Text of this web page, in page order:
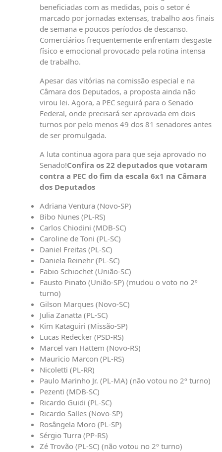
beneficiadas com as medidas, pois o setor é
marcado por jornadas extensas, trabalho aos finais
de semana e poucos períodos de descanso.
Comerciários frequentemente enfrentam desgaste
físico e emocional provocado pela rotina intensa
de trabalho.
Apesar das vitórias na comissão especial e na
Câmara dos Deputados, a proposta ainda não
virou lei. Agora, a PEC seguirá para o Senado
Federal, onde precisará ser aprovada em dois
turnos por pelo menos 49 dos 81 senadores antes
de ser promulgada.
A luta continua agora para que seja aprovado no
Senado!Confira os 22 deputados que votaram
contra a PEC do fim da escala 6x1 na Câmara
dos Deputados
Adriana Ventura (Novo-SP)
Bibo Nunes (PL-RS)
Carlos Chiodini (MDB-SC)
Caroline de Toni (PL-SC)
Daniel Freitas (PL-SC)
Daniela Reinehr (PL-SC)
Fabio Schiochet (União-SC)
Fausto Pinato (União-SP) (mudou o voto no 2º
turno)
Gilson Marques (Novo-SC)
Julia Zanatta (PL-SC)
Kim Kataguiri (Missão-SP)
Lucas Redecker (PSD-RS)
Marcel van Hattem (Novo-RS)
Mauricio Marcon (PL-RS)
Nicoletti (PL-RR)
Paulo Marinho Jr. (PL-MA) (não votou no 2º turno)
Pezenti (MDB-SC)
Ricardo Guidi (PL-SC)
Ricardo Salles (Novo-SP)
Rosângela Moro (PL-SP)
Sérgio Turra (PP-RS)
Zé Trovão (PL-SC) (não votou no 2º turno)